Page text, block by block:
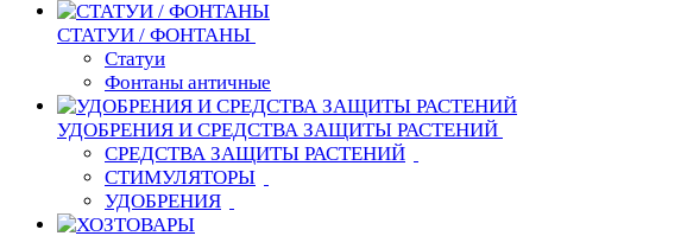
СТАТУИ / ФОНТАНЫ
Статуи
Фонтаны античные
УДОБРЕНИЯ И СРЕДСТВА ЗАЩИТЫ РАСТЕНИЙ
СРЕДСТВА ЗАЩИТЫ РАСТЕНИЙ
СТИМУЛЯТОРЫ
УДОБРЕНИЯ